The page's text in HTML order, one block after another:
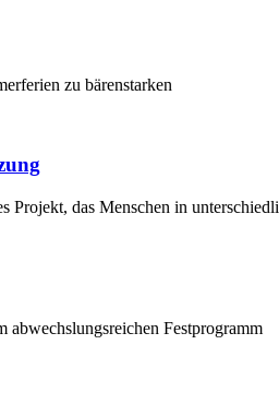
zu bärenstarken
Projekt, das Menschen in
Festprogramm